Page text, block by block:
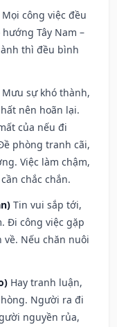
Mọi công việc đều
Tây Nam –
thì đều bình
Mưu sự khó thành,
nên hoãn lại.
của nếu đi
phòng tranh cãi,
Việc làm chậm,
chắc chắn.
Tin vui sắp tới,
Đi công việc gặp
Nếu chăn nuôi
Hay tranh luận,
Người ra đi
nguyền rủa,